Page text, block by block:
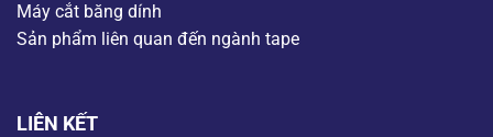
Máy cắt băng dính
Sản phẩm liên quan đến ngành tape
LIÊN KẾT